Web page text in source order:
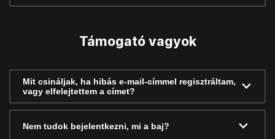
Támogató vagyok
Mit csináljak, ha hibás e-mail-címmel regisztráltam,
vagy elfelejtettem a címet?
Nem tudok bejelentkezni, mi a baj?